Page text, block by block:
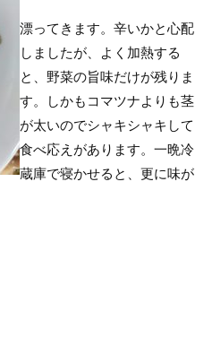
漂ってきます。辛いかと心配
しましたが、よく加熱する
と、野菜の旨味だけが残りま
す。しかもコマツナよりも茎
が太いのでシャキシャキして
食べ応えがあります。一晩冷
蔵庫で寝かせると、更に味が